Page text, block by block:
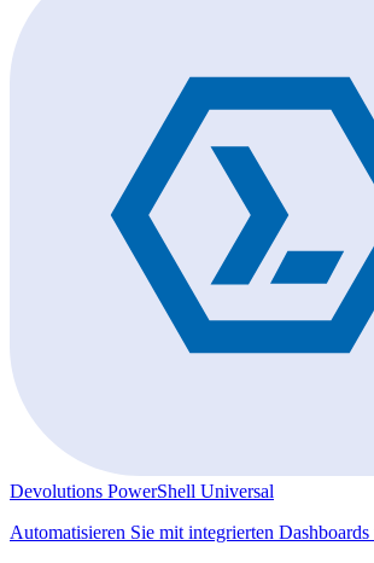
Devolutions PowerShell Universal
Automatisieren Sie mit integrierten